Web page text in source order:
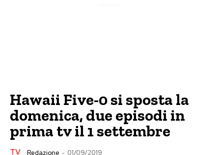
Hawaii Five-0 si sposta la
domenica, due episodi in
prima tv il 1 settembre
TV Redazione - 01/09/2019